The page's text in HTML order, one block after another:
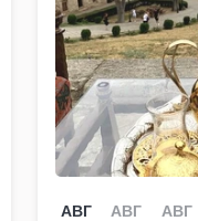
АВГ АВГ АВГ